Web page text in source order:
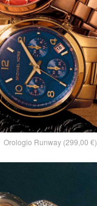
Orologio Runway (299,00 €)